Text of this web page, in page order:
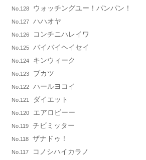
No.128 ウォッチングユー！パンパン！
No.127 ハハオヤ
No.126 コンチニハレイワ
No.125 バイバイヘイセイ
No.124 キンウィーク
No.123 ブカツ
No.122 ハールヨコイ
No.121 ダイエット
No.120 エアロビーー
No.119 チビミッター
No.118 ザナドゥ！
No.117 コノシハイカラノ